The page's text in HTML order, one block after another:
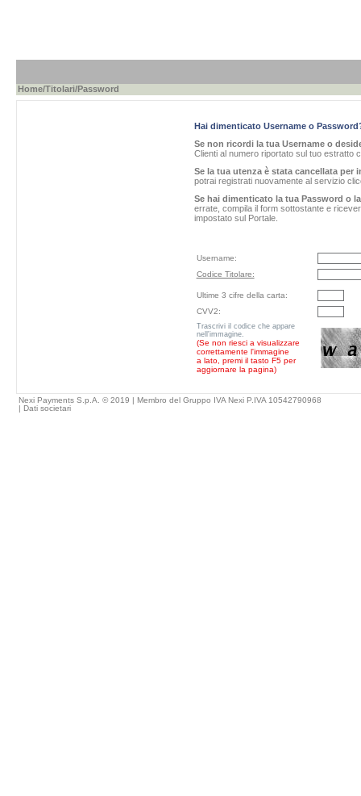
Home/Titolari/Password
Hai dimenticato Username o
Se non ricordi la tua Username o
Clienti al numero riportato sul tuo estratto
Se la tua utenza è stata cancellata per
potrai registrati nuovamente al servizio
Se hai dimenticato la tua Password o
errate, compila il form sottostante e
impostato sul Portale.
Username:
Codice Titolare:
Ultime 3 cifre della carta:
CVV2:
Trascrivi il codice che appare
nell'immagine.
(Se non riesci a visualizzare
correttamente l'immagine
a lato, premi il tasto F5 per
aggiornare la pagina)
Nexi Payments S.p.A. © 2019 | Membro del Gruppo IVA Nexi P.IVA 10542790968
| Dati societari